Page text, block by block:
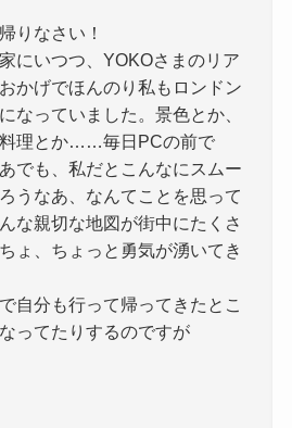
りなさい！
にいつつ、YOKOさまのリア
かげでほんのり私もロンドン
なっていました。景色とか、
理とか……毎日PCの前で
でも、私だとこんなにスムー
うなあ、なんてことを思って
な親切な地図が街中にたくさ
ょ、ちょっと勇気が湧いてき
自分も行って帰ってきたとこ
ってたりするのですが